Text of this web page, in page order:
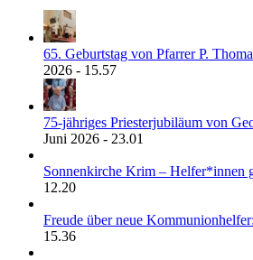
65. Geburtstag von Pfarrer P.
2026 - 15.57
75-jähriges Priesterjubiläum von
Juni 2026 - 23.01
Sonnenkirche Krim – Helfer*innen
12.20
Freude über neue
15.36